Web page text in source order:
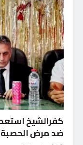
كفرالشيخ
ضد مرض الحصبة